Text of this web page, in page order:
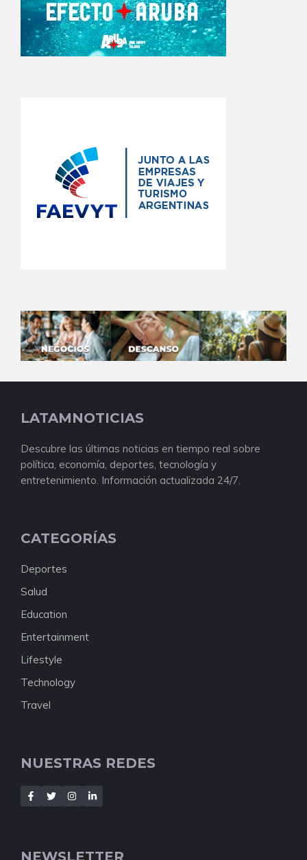
LATAMNOTICIAS
Descubre las últimas noticias en tiempo real sobre
política, economía, deportes, tecnología y
entretenimiento. Información actualizada 24/7.
CATEGORÍAS
Deportes
Salud
Education
Entertainment
Lifestyle
Technology
Travel
NUESTRAS REDES
NEWSLETTER